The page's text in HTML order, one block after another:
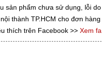
sản phẩm chưa sử dụng, lỗi
thành TP.HCM cho đơn
thích trên Facebook >> Xem